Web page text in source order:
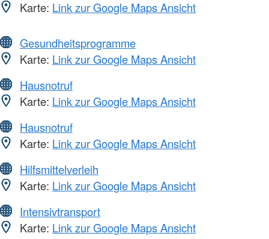
Karte: Link zur Google Maps Ansicht
Gesundheitsprogramme
Karte: Link zur Google Maps Ansicht
Hausnotruf
Karte: Link zur Google Maps Ansicht
Hausnotruf
Karte: Link zur Google Maps Ansicht
Hilfsmittelverleih
Karte: Link zur Google Maps Ansicht
Intensivtransport
Karte: Link zur Google Maps Ansicht